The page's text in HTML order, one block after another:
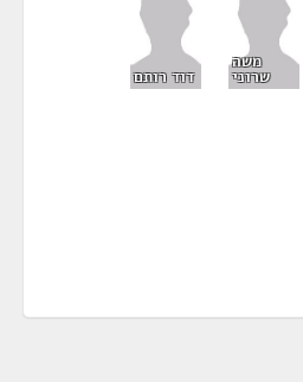
משה
שרוני דוד רותם